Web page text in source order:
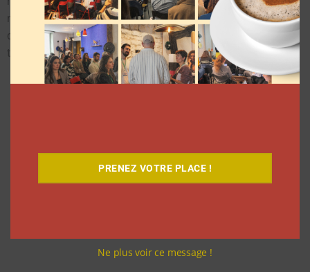
répondre à notre questionnaire. Notre objectif est de récolter
des données pour en ressortir une étude solide et utile à
toutes les personnes issues de la Creator Economy.
PRENEZ VOTRE PLACE !
Ne plus voir ce message !